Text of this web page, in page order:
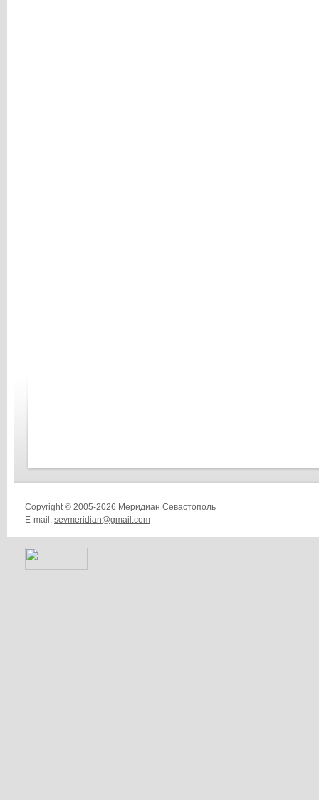
Copyright © 2005-2026 Меридиан Севастополь
E-mail: sevmeridian@gmail.com